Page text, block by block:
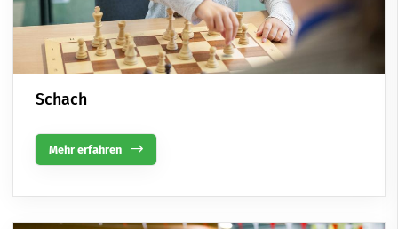
Schach
Mehr erfahren